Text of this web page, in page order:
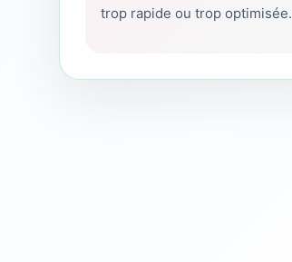
trop rapide ou trop optimisée.